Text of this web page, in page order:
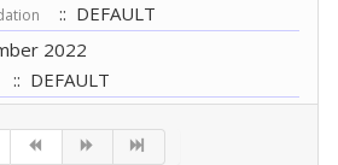
:: DEFAULT
2022
:: DEFAULT